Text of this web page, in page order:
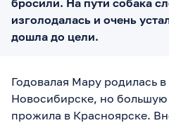
изголодалась и очень
дошла до цели.
Годовалая Мару родилась
Новосибирске, но большую
прожила в Красноярске.